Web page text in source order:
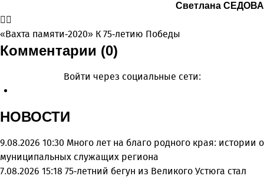
Светлана СЕДОВА
«Вахта памяти-2020» К 75-летию Победы
Комментарии (0)
Войти через социальные сети:
НОВОСТИ
9.08.2026 10:30 Много лет на благо родного края: истории о
муниципальных служащих региона
7.08.2026 15:18 75-летний бегун из Великого Устюга стал